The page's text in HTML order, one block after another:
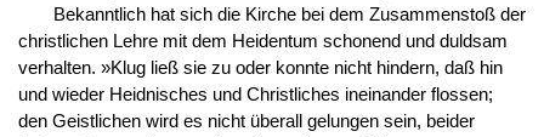
Bekanntlich hat sich die Kirche bei dem Zusammenstoß der
christlichen Lehre mit dem Heidentum schonend und duldsam
verhalten. »Klug ließ sie zu oder konnte nicht hindern, daß hin
und wieder Heidnisches und Christliches ineinander flossen;
den Geistlichen wird es nicht überall gelungen sein, beider